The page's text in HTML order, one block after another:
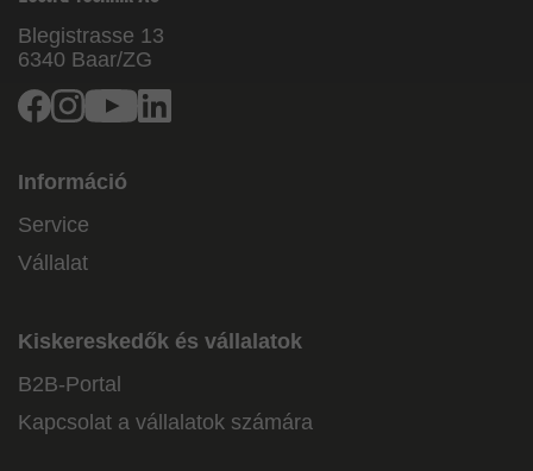
Blegistrasse 13
6340 Baar/ZG
Facebook
InstagramYoutube
Információ
Service
Vállalat
Kiskereskedők és vállalatok
B2B-Portal
Kapcsolat a vállalatok számára